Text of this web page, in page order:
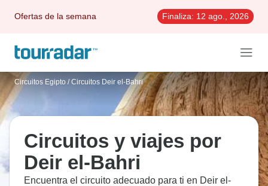
Ofertas de la semana Finaliza: 12 ago., 2026
Circuitos Egipto / Circuitos Deir el-Bahri
Circuitos y viajes por
Deir el-Bahri
Encuentra el circuito adecuado para ti en Deir el-